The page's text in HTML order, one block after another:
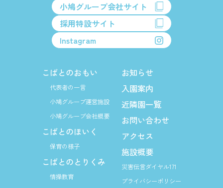
小鳩グループ会社サイト
採用特設サイト
Instagram
こばとのおもい
代表者の一言
小鳩グループ運営施設
小鳩グループ会社概要
こばとのほいく
保育の様子
こばとのとりくみ
情操教育
お知らせ
入園案内
近隣園一覧
お問い合わせ
アクセス
施設概要
災害伝言ダイヤル171
プライバシーポリシー